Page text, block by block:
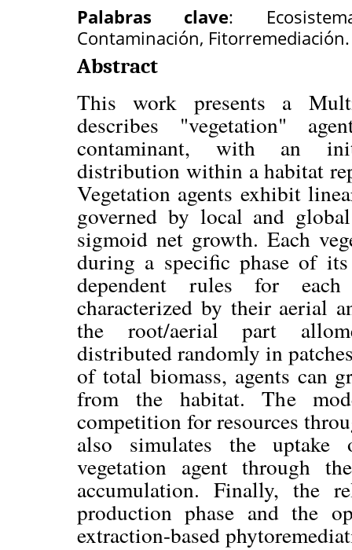
Palabras clave:
Contaminación, Fitorremediación.
Abstract
This work presents a
describes "vegetation"
contaminant, with an
distribution within a habitat
Vegetation agents exhibit
governed by local and
sigmoid net growth. Each
during a specific phase of
dependent rules for
characterized by their aerial
the root/aerial part
distributed randomly in
of total biomass, agents can
from the habitat. The
competition for resources
also simulates the
vegetation agent through
accumulation. Finally, the
production phase and the
extraction-based